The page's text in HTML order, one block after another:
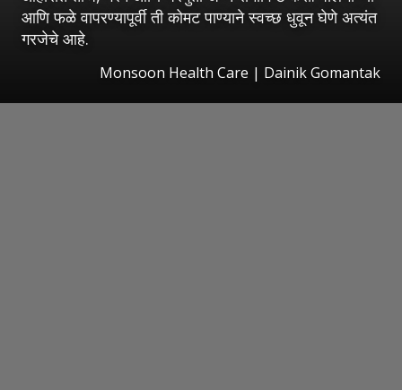
आणि फळे वापरण्यापूर्वी ती कोमट पाण्याने स्वच्छ धुवून घेणे अत्यंत
गरजेचे आहे.
Monsoon Health Care | Dainik Gomantak